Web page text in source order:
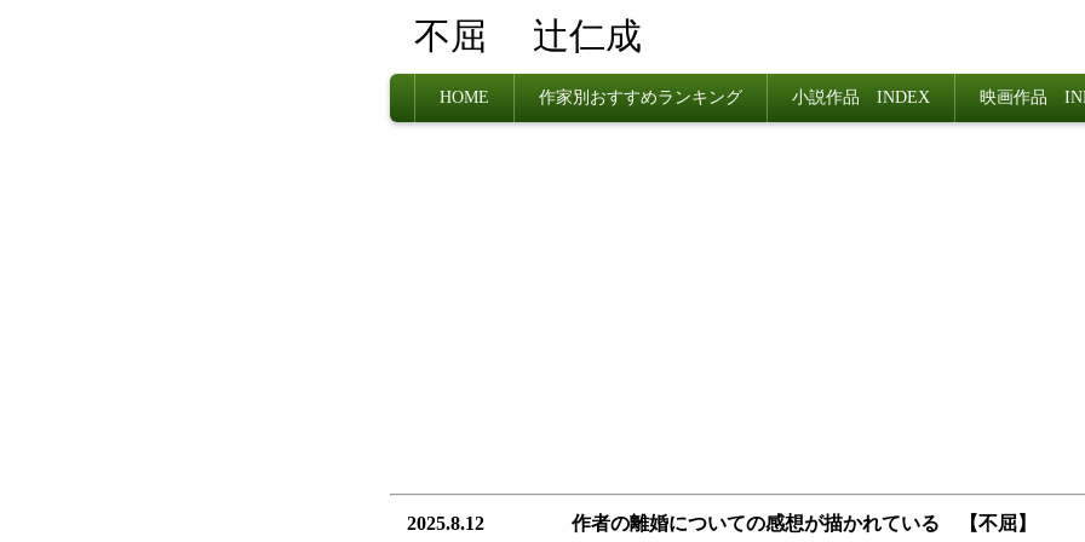
不屈 辻仁成
HOME 作家別おすすめランキング 小説作品 INDEX 映画作品
2025.8.12 作者の離婚についての感想が描かれている 【不屈】